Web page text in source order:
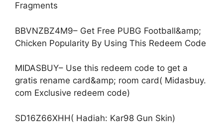
Fragments
BBVNZBZ4M9– Get Free PUBG Football&amp;
Chicken Popularity By Using This Redeem Code
MIDASBUY– Use this redeem code to get a
gratis rename card&amp; room card( Midasbuy.
com Exclusive redeem code)
SD16Z66XHH( Hadiah: Kar98 Gun Skin)